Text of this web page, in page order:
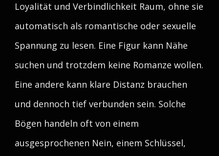
Loyalität und Verbindlichkeit Raum, ohne sie
automatisch als romantische oder sexuelle
Spannung zu lesen. Eine Figur kann Nähe
suchen und trotzdem keine Romanze wollen.
Eine andere kann klare Distanz brauchen
und dennoch tief verbunden sein. Solche
Bögen handeln oft von einem
ausgesprochenen Nein, einem Schlüssel,